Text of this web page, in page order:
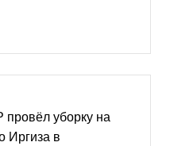
уборку на
Иргиза в